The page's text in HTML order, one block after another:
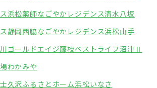
浜松薬師なごやかレジデンス清水八坂
静岡西脇なごやかレジデンス浜松山手
ゴールドエイジ藤枝ベストライフ沼津Ⅱ
わかみや
久沢ふるさとホーム浜松いなさ